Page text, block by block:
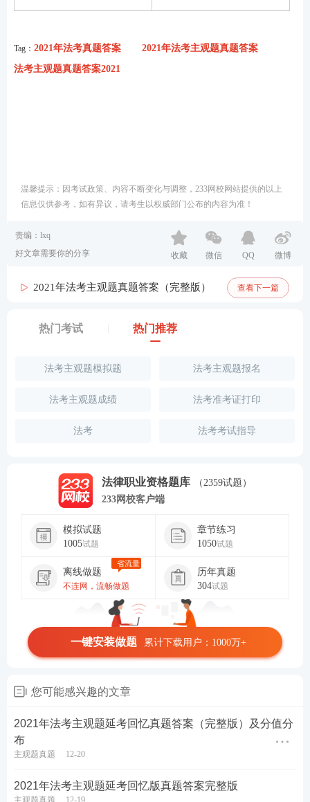
Tag： 2021年法考真题答案
2021年法考主观题真题答案
法考主观题真题答案2021
温馨提示：因考试政策、内容不断变化与调整，233网校网站提供的以上
信息仅供参考，如有异议，请考生以权威部门公布的内容为准！
责编：lxq
好文章需要你的分享
收藏 微信 QQ 微博
2021年法考主观题真题答案（完整版） 查看下一篇
热门考试 热门推荐
法考主观题模拟题 法考主观题报名
法考主观题成绩 法考准考证打印
法考 法考考试指导
法律职业资格题库
（2359试题）
233网校客户端
模拟试题
1005试题
章节练习
1050试题
离线做题
不连网，流畅做题
省流量
历年真题
304试题
一键安装做题 累计下载用户：1000万+
您可能感兴趣的文章
2021年法考主观题延考回忆真题答案（完整版）及分值分
布
主观题真题 12-20
2021年法考主观题延考回忆版真题答案完整版
主观题真题 12-19